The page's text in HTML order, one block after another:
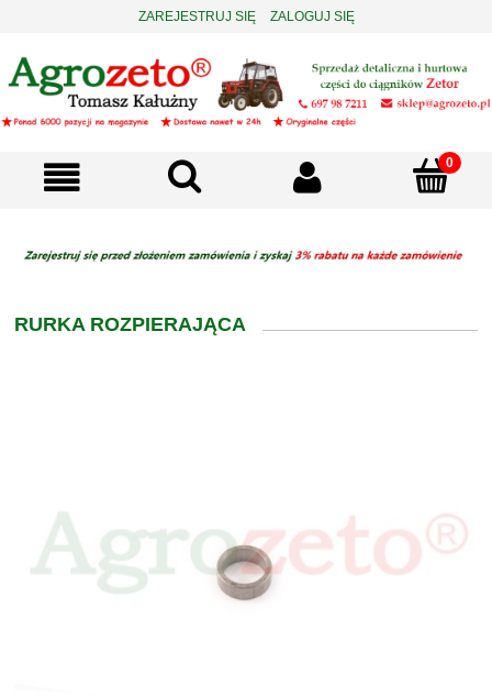
ZAREJESTRUJ SIĘ ZALOGUJ SIĘ
RURKA ROZPIERAJĄCA